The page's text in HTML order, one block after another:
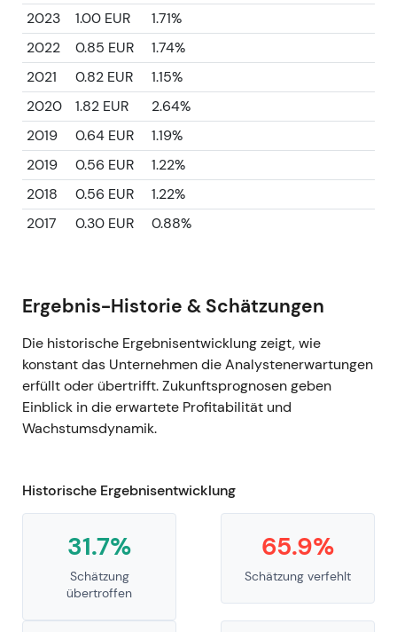
2023
1.00 EUR
1.71%
2022
0.85 EUR
1.74%
2021
0.82 EUR
1.15%
2020
1.82 EUR
2.64%
2019
0.64 EUR
1.19%
2019
0.56 EUR
1.22%
2018
0.56 EUR
1.22%
2017
0.30 EUR 0.88%
Ergebnis-Historie & Schätzungen
Die historische Ergebnisentwicklung zeigt, wie
konstant das Unternehmen die Analystenerwartungen
erfüllt oder übertrifft. Zukunftsprognosen geben
Einblick in die erwartete Profitabilität und
Wachstumsdynamik.
Historische Ergebnisentwicklung
31.7%
Schätzung
übertroffen
65.9%
Schätzung verfehlt